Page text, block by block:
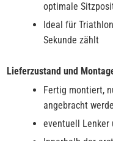
optimale
Ideal für
Sekunde zählt
Lieferzustand und
Fertig montiert,
angebracht
eventuell Lenker